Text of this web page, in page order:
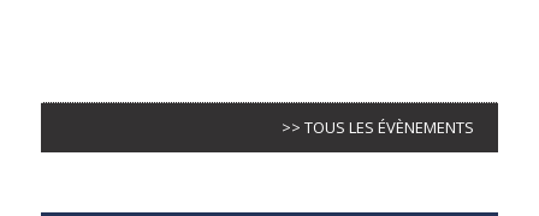
>> TOUS LES ÉVÈNEMENTS